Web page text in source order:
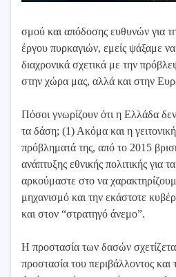
σμού και απόδοσης ευθυνών για
έργου πυρκαγιών, εμείς ψάξαμε να
διαχρονικά σχετικά με την
στην χώρα μας, αλλά και στην
Πόσοι γνωρίζουν ότι η Ελλάδα δεν
τα δάση; (1) Ακόμα και η
πρόβληματά της, από το 2015
ανάπτυξης εθνικής πολιτικής για
αρκούμαστε στο να
μηχανισμό και την εκάστοτε
και στον “στρατηγό άνεμο”.
Η προστασία των δασών
προστασία του περιβάλλοντος και